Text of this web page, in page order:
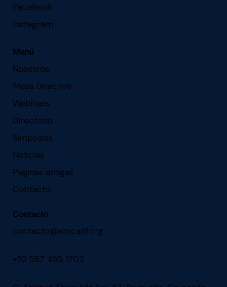
Facebook
Instagram
Menú
Nosotros
Mesa Directiva
Webinars
Directorio
Simposios
Noticias
Paginas amigas
Contacto
Contacto
contacto@amcaof.org
+52 557 485 1703